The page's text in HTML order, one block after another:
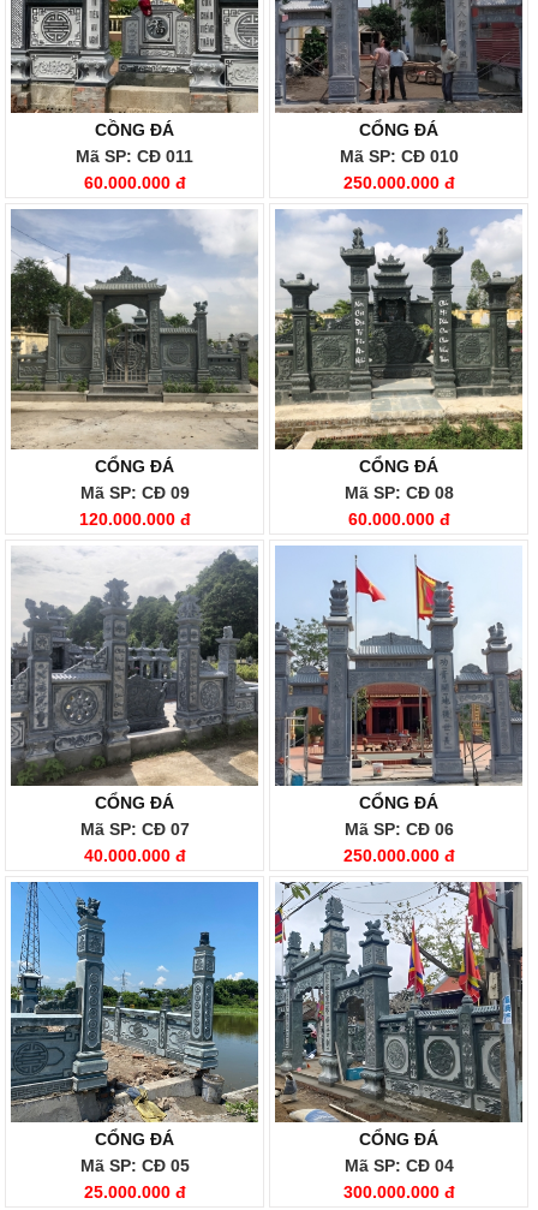
CỒNG ĐÁ
Mã SP: CĐ 011
60.000.000 đ
CỔNG ĐÁ
Mã SP: CĐ 010
250.000.000 đ
CỔNG ĐÁ
Mã SP: CĐ 09
120.000.000 đ
CỔNG ĐÁ
Mã SP: CĐ 08
60.000.000 đ
CỔNG ĐÁ
Mã SP: CĐ 07
40.000.000 đ
CỔNG ĐÁ
Mã SP: CĐ 06
250.000.000 đ
CỔNG ĐÁ
Mã SP: CĐ 05
25.000.000 đ
CỔNG ĐÁ
Mã SP: CĐ 04
300.000.000 đ